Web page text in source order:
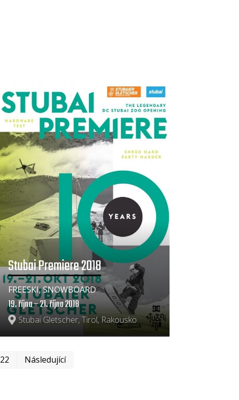
Stubai Premiere 2018
Stubai Gletscher, Tirol, Rakousko
19. října – 21. října 2018
FREESKI, SNOWBOARD
22 Následující